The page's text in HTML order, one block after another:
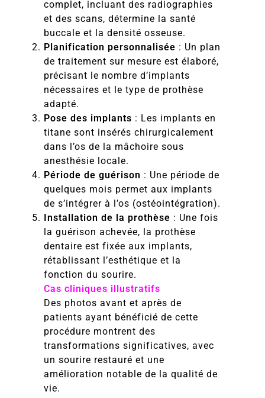
complet, incluant des radiographies
et des scans, détermine la santé
buccale et la densité osseuse.
Planification personnalisée : Un plan
de traitement sur mesure est élaboré,
précisant le nombre d’implants
nécessaires et le type de prothèse
adapté.
Pose des implants : Les implants en
titane sont insérés chirurgicalement
dans l’os de la mâchoire sous
anesthésie locale.
Période de guérison : Une période de
quelques mois permet aux implants
de s’intégrer à l’os (ostéointégration).
Installation de la prothèse : Une fois
la guérison achevée, la prothèse
dentaire est fixée aux implants,
rétablissant l’esthétique et la
fonction du sourire.
Cas cliniques illustratifs
Des photos avant et après de
patients ayant bénéficié de cette
procédure montrent des
transformations significatives, avec
un sourire restauré et une
amélioration notable de la qualité de
vie.